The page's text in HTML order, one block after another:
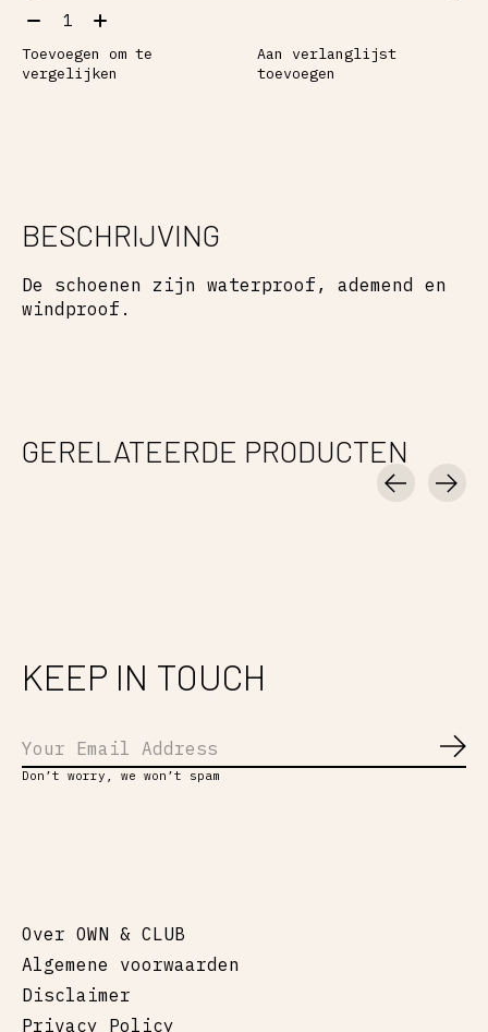
Aantal:
Toevoegen om te
vergelijken
Aan verlanglijst
toevoegen
BESCHRIJVING
De schoenen zijn waterproof, ademend en
windproof.
GERELATEERDE PRODUCTEN
KEEP IN TOUCH
Don’t worry, we won’t spam
Over OWN & CLUB
Algemene voorwaarden
Disclaimer
Privacy Policy